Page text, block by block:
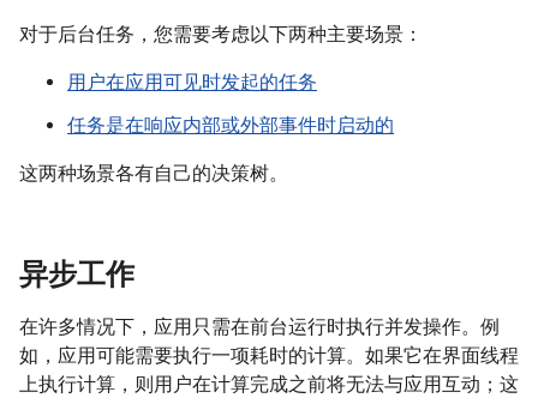
对于后台任务，您需要考虑以下两种主要场景：
用户在应用可见时发起的任务
任务是在响应内部或外部事件时启动的
这两种场景各有自己的决策树。
异步工作
在许多情况下，应用只需在前台运行时执行并发操作。例
如，应用可能需要执行一项耗时的计算。如果它在界面线程
上执行计算，则用户在计算完成之前将无法与应用互动；这